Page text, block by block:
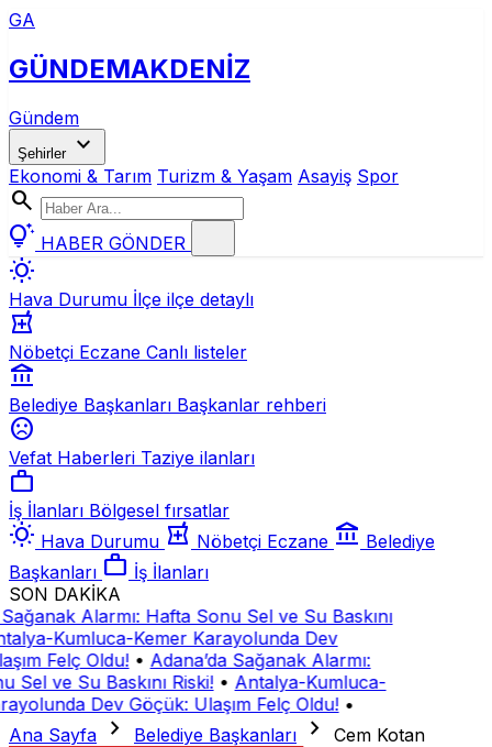
GA
GÜNDEMAKDENİZ
Gündem
Şehirler expand_more
Ekonomi & Tarım Turizm & Yaşam Asayiş Spor
search
tips_and_updates HABER GÖNDER
wb_sunny
Hava Durumu İlçe ilçe detaylı
local_pharmacy
Nöbetçi Eczane Canlı listeler
account_balance
Belediye Başkanları Başkanlar rehberi
sentiment_dissatisfied
Vefat Haberleri Taziye ilanları
work
İş İlanları Bölgesel fırsatlar
wb_sunny Hava Durumu local_pharmacy Nöbetçi Eczane account_balance Belediye
Başkanları work İş İlanları
SON DAKİKA
Alarmı: Hafta Sonu Sel ve Su Baskını
Kumluca-Kemer Karayolunda Dev
Felç Oldu! • Adana’da Sağanak Alarmı:
Sel ve Su Baskını Riski! • Antalya-Kumluca-
Dev Göçük: Ulaşım Felç Oldu! •
Ana Sayfa
chevron_right Belediye Başkanları chevron_right Cem Kotan